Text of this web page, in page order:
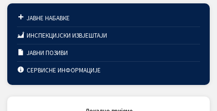
ЈАВНЕ НАБАВКЕ
ИНСПЕКЦИЈСКИ ИЗВЈЕШТАЈИ
ЈАВНИ ПОЗИВИ
СЕРВИСНЕ ИНФОРМАЦИЈЕ